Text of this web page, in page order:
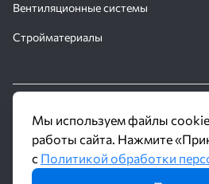
Вентиляционные системы
Стройматериалы
© 2016 - 2026 Производственное
Решение»
Политика обработки персональных
Мы используем файлы
работы сайта. Нажмите
с Политикой обработки